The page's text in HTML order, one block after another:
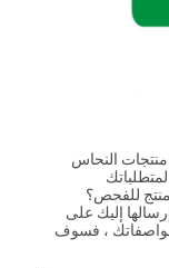
النحاس
للفحص؟
إليك على
، فسوف